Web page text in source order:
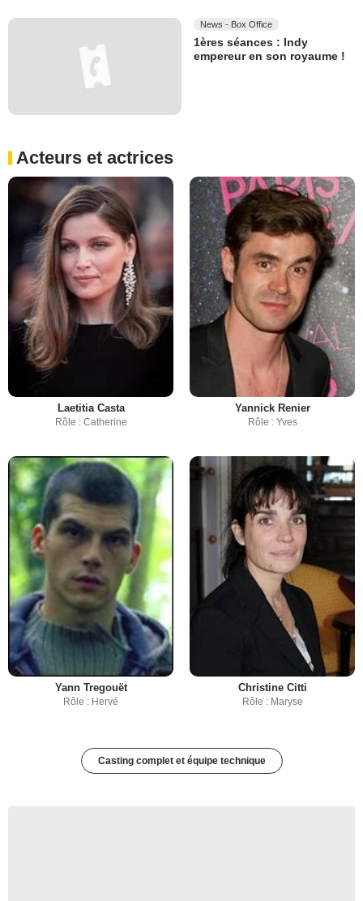
News - Box Office
1ères séances : Indy
empereur en son royaume !
Acteurs et actrices
Laetitia Casta
Rôle : Catherine
Yannick Renier
Rôle : Yves
Yann Tregouët
Rôle : Hervé
Christine Citti
Rôle : Maryse
Casting complet et équipe technique